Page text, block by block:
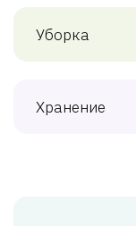
Уборка
Хранение